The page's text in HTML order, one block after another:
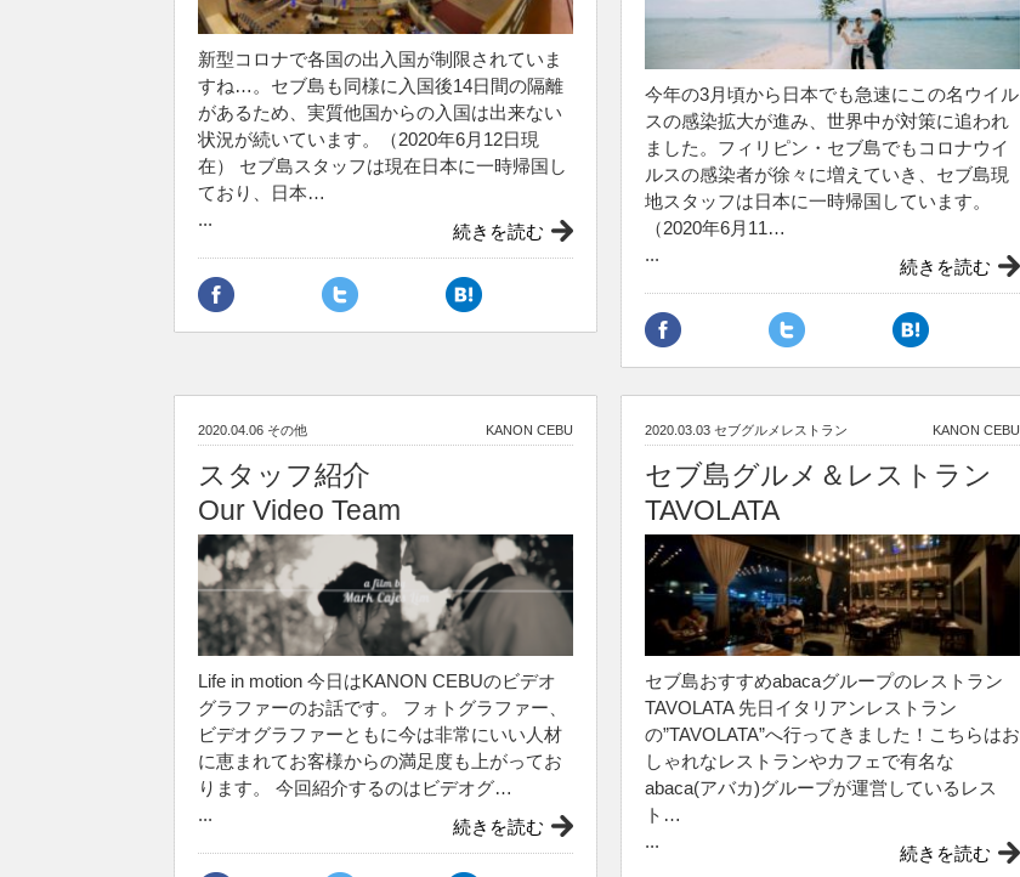
新型コロナで各国の出入国が制限されていま
すね…。セブ島も同様に入国後14日間の隔離
があるため、実質他国からの入国は出来ない
状況が続いています。（2020年6月12日現
在） セブ島スタッフは現在日本に一時帰国し
ており、日本…
...
続きを読む
今年の3月頃から日本でも急速にこの名ウイル
スの感染拡大が進み、世界中が対策に追われ
ました。フィリピン・セブ島でもコロナウイ
ルスの感染者が徐々に増えていき、セブ島現
地スタッフは日本に一時帰国しています。
（2020年6月11…
...
続きを読む
2020.04.06 その他 KANON CEBU
スタッフ紹介
Our Video Team
Life in motion 今日はKANON CEBUのビデオ
グラファーのお話です。 フォトグラファー、
ビデオグラファーともに今は非常にいい人材
に恵まれてお客様からの満足度も上がってお
ります。 今回紹介するのはビデオグ…
...
続きを読む
2020.03.03 セブグルメレストラン KANON CEBU
セブ島グルメ＆レストラン
TAVOLATA
セブ島おすすめabacaグループのレストラン
TAVOLATA 先日イタリアンレストラン
の”TAVOLATA”へ行ってきました！こちらはお
しゃれなレストランやカフェで有名な
abaca(アバカ)グループが運営しているレス
ト…
...
続きを読む